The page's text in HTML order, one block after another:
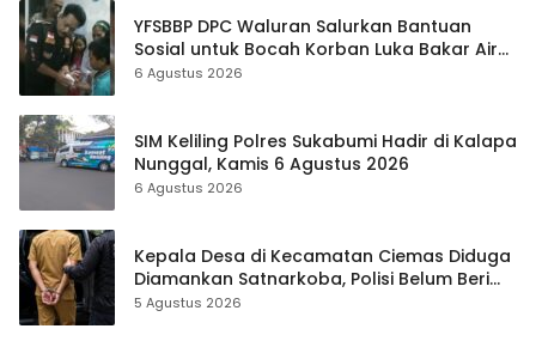
YFSBBP DPC Waluran Salurkan Bantuan
Sosial untuk Bocah Korban Luka Bakar Air
Panas
6 Agustus 2026
SIM Keliling Polres Sukabumi Hadir di Kalapa
Nunggal, Kamis 6 Agustus 2026
6 Agustus 2026
Kepala Desa di Kecamatan Ciemas Diduga
Diamankan Satnarkoba, Polisi Belum Beri
Penjelasan Resmi
5 Agustus 2026